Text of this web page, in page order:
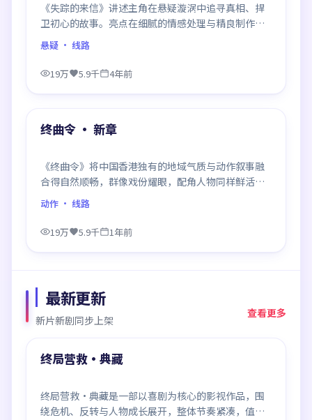
《失踪的来信》讲述主角在悬疑漩涡中追寻真相、捍
卫初心的故事。亮点在细腻的情感处理与精良制作，
感情戏与动作戏比例平衡，节奏舒服。
悬疑 · 线路
19万 5.9千 4年前
精选
终曲令 · 新章
《终曲令》将中国香港独有的地域气质与动作叙事融
合得自然顺畅，群像戏份耀眼，配角人物同样鲜活，
整部作品质感扎实。
动作 · 线路
19万 5.9千 1年前
最新更新
新片新剧同步上架
查看更多
最新
99:59
终局营救·典藏
终局营救·典藏是一部以喜剧为核心的影视作品，围
绕危机、反转与人物成长展开，整体节奏紧凑，值得